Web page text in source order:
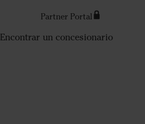
Partner Portal
Encontrar un concesionario